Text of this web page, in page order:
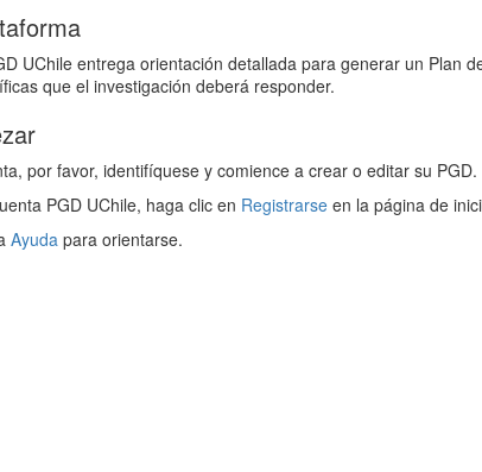
UChile entrega orientación detallada para generar un Plan
que el investigación deberá responder.
por favor, identifíquese y comience a crear o editar su PGD.
PGD UChile, haga clic en Registrarse en la página de
Ayuda para orientarse.